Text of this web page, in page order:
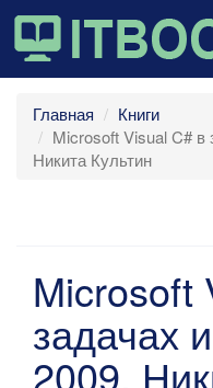
Главная
Книги
Microsoft Visual C# в
Никита Культин
Microsoft
задачах
2009,